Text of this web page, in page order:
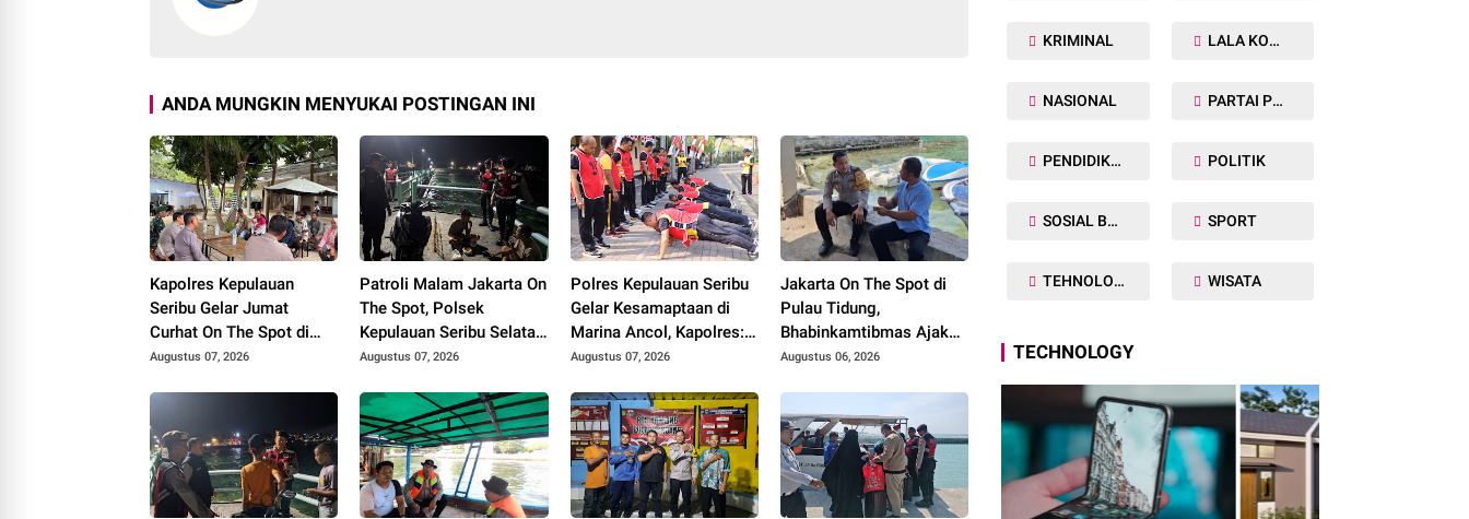
ANDA MUNGKIN MENYUKAI POSTINGAN INI
Kapolres Kepulauan
Seribu Gelar Jumat
Curhat On The Spot di
Pulau Tidung, Ajak Warga
Augustus 07, 2026
Patroli Malam Jakarta On
The Spot, Polsek
Kepulauan Seribu Selatan
Edukasi Warga
Polisi 110
Augustus 07, 2026
Polres Kepulauan Seribu
Gelar Kesamaptaan di
Marina Ancol, Kapolres:
Pastikan Anggota Sehat
Augustus 07, 2026
Jakarta On The Spot di
Pulau Tidung,
Bhabinkamtibmas Ajak
Warga Manfaatkan
Augustus 06, 2026
KRIMINAL LALA KOMALAWATI
NASIONAL PARTAI POLITIK
PENDIDIKAN POLITIK
SOSIAL BUDAYA SPORT
TEHNOLOGY WISATA
TECHNOLOGY